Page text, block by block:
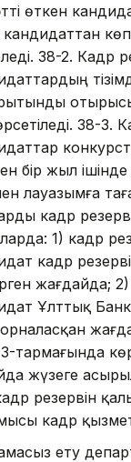
өткен
кандидаттан
38-2. Кадр
38-3.
бір жыл
лауазымға
кадр
1) кадр
кадр
жағдайда;
Ұлттық Банк
тармағында
жүзеге
резервін
кадр
ету